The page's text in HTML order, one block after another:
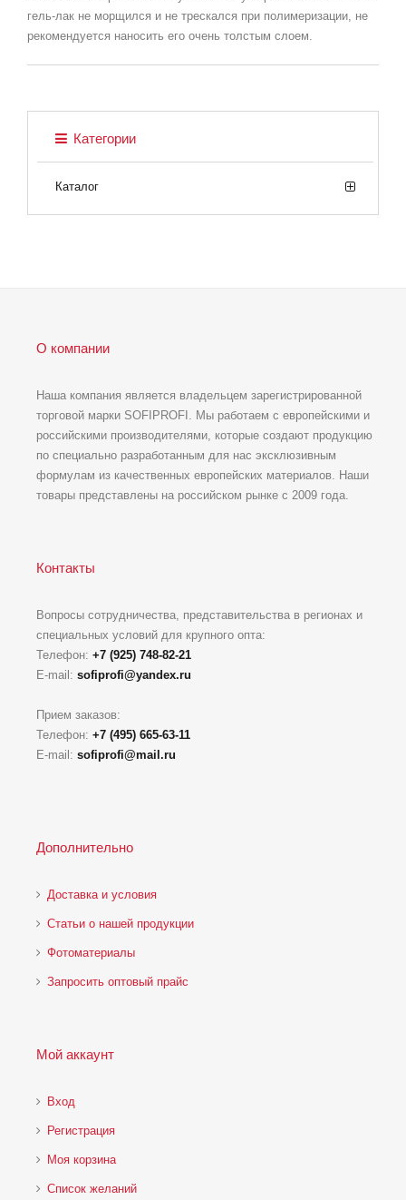
гель-лак не морщился и не трескался при полимеризации, не
рекомендуется наносить его очень толстым слоем.
Категории
Каталог
О компании
Наша компания является владельцем зарегистрированной
торговой марки SOFIPROFI. Мы работаем с европейскими и
российскими производителями, которые создают продукцию
по специально разработанным для нас эксклюзивным
формулам из качественных европейских материалов. Наши
товары представлены на российском рынке с 2009 года.
Контакты
Вопросы сотрудничества, представительства в регионах и
специальных условий для крупного опта:
Телефон: +7 (925) 748-82-21
E-mail: sofiprofi@yandex.ru
Прием заказов:
Телефон: +7 (495) 665-63-11
E-mail: sofiprofi@mail.ru
Дополнительно
Доставка и условия
Статьи о нашей продукции
Фотоматериалы
Запросить оптовый прайс
Мой аккаунт
Вход
Регистрация
Моя корзина
Cписок желаний